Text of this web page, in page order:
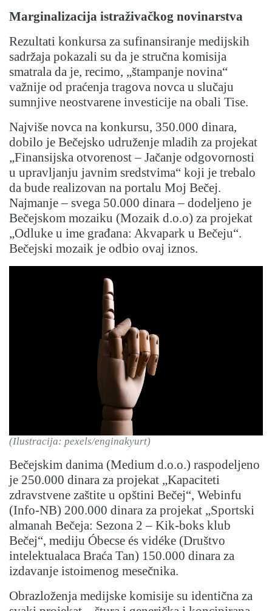
Marginalizacija istraživačkog novinarstva
Rezultati konkursa za sufinansiranje medijskih
sadržaja pokazali su da je stručna komisija
smatrala da je, recimo, „štampanje novina“
važnije od praćenja tragova novca u slučaju
sumnjive neostvarene investicije na obali Tise.
Najviše novca na konkursu, 350.000 dinara,
dobilo je Bečejsko udruženje mladih za projekat
„Finansijska otvorenost – Jačanje odgovornosti
u upravljanju javnim sredstvima“ koji je trebalo
da bude realizovan na portalu Moj Bečej.
Najmanje – svega 50.000 dinara – dodeljeno je
Bečejskom mozaiku (Mozaik d.o.o) za projekat
„Odluke u ime građana: Akvapark u Bečeju“.
Bečejski mozaik je odbio ovaj iznos.
(Ilustracija: pexels/enginakyurt)
Bečejskim danima (Medium d.o.o.) raspodeljeno
je 250.000 dinara za projekat „Kapaciteti
zdravstvene zaštite u opštini Bečej“, Webinfu
(Info-NB) 200.000 dinara za projekat „Sportski
almanah Bečeja: Sezona 2 – Kik-boks klub
Bečej“, mediju Óbecse és vidéke (Društvo
intelektualaca Braća Tan) 150.000 dinara za
izdavanje istoimenog mesečnika.
Obrazloženja medijske komisije su identična za